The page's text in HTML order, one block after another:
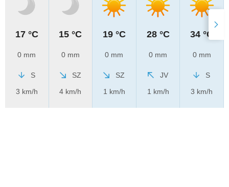
17 °C
0 mm
S
3 km/h
15 °C
0 mm
SZ
4 km/h
19 °C
0 mm
SZ
1 km/h
28 °C
0 mm
JV
1 km/h
34 °C
0 mm
S
3 km/h